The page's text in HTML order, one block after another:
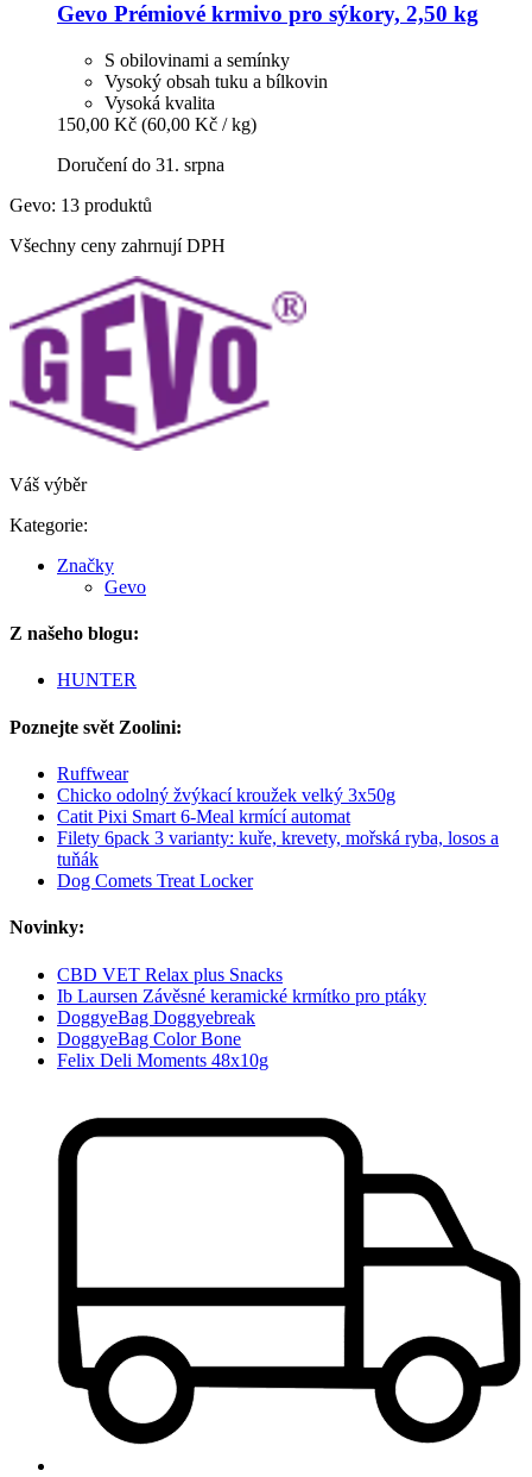
Gevo Prémiové krmivo pro sýkory, 2,50 kg
S obilovinami a semínky
Vysoký obsah tuku a bílkovin
Vysoká kvalita
150,00 Kč (60,00 Kč / kg)
Doručení do 31. srpna
Gevo: 13 produktů
Všechny ceny zahrnují DPH
Váš výběr
Kategorie:
Značky
Gevo
Z našeho blogu:
HUNTER
Poznejte svět Zoolini:
Ruffwear
Chicko odolný žvýkací kroužek velký 3x50g
Catit Pixi Smart 6-Meal krmící automat
Filety 6pack 3 varianty: kuře, krevety, mořská ryba, losos a
tuňák
Dog Comets Treat Locker
Novinky:
CBD VET Relax plus Snacks
Ib Laursen Závěsné keramické krmítko pro ptáky
DoggyeBag Doggyebreak
DoggyeBag Color Bone
Felix Deli Moments 48x10g